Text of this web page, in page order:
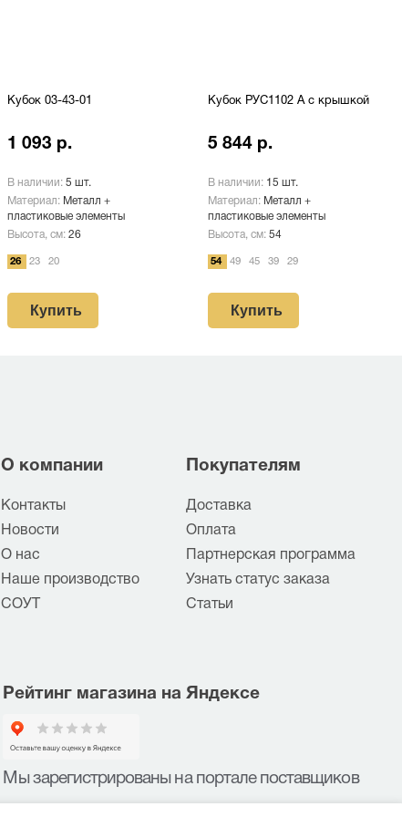
Кубок 03-43-01
1 093 р.
В наличии: 5 шт.
Материал: Металл +
пластиковые элементы
Высота, см: 26
26 23 20
Купить
Кубок РУС1102 A с крышкой
5 844 р.
В наличии: 15 шт.
Материал: Металл +
пластиковые элементы
Высота, см: 54
54 49 45 39 29
Купить
О компании
Контакты
Новости
О нас
Наше производство
СОУТ
Покупателям
Доставка
Оплата
Партнерская программа
Узнать статус заказа
Статьи
Рейтинг магазина на Яндексе
Мы зарегистрированы на портале поставщиков